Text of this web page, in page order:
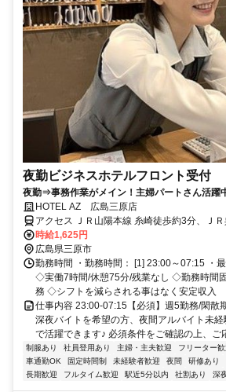
夜勤ビジネスホテルフロント受付
夜勤⇒事務作業がメイン！主婦パートさん活躍
ことなく安定収入◎
HOTEL AZ 広島三原店
アクセス ＪＲ山陽本線 糸崎徒歩約3分、Ｊ
分、ＪＲ山陽新幹線/ＪＲ東海道新幹線 三原
駅」より徒歩約5分、JR「三原駅」より車で
IC」から車約20分
時給1,625円
広島県三原市
勤務時間 ・勤務時間： [1] 23:00～07:15 ・
◇実働7時間/休憩75分/残業なし ◇勤務時間
務 ◇シフトを減らされる事はなく安定収入
仕事内容 23:00-07:15【必須】週5勤務/閑散
深夜バイトを希望の方、夜間アルバイト未
で活躍できます♪ 必須条件をご確認の上、ご
制服あり 社員登用あり 主婦・主夫歓迎 フリーター歓
車通勤OK
固定時間制 未経験者歓迎 夜間 研修あり
長期歓迎
フルタイム歓迎 駅近5分以内 社割あり 深